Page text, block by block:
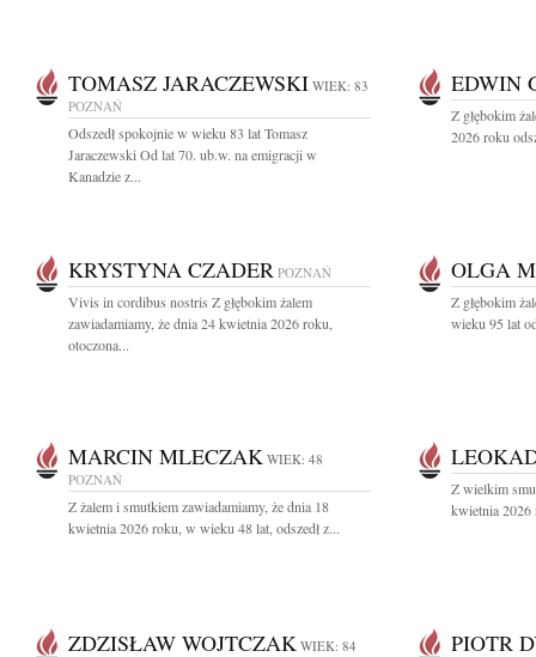
TOMASZ JARACZEWSKI WIEK: 83
POZNAŃ
Odszedł spokojnie w wieku 83 lat Tomasz
Jaraczewski Od lat 70. ub.w. na emigracji w
Kanadzie z...
EDWIN
Z głębokim
2026 roku
KRYSTYNA CZADER POZNAŃ
Vivis in cordibus nostris Z głębokim żalem
zawiadamiamy, że dnia 24 kwietnia 2026 roku,
otoczona...
OLGA
Z głębokim
wieku 95 lat
MARCIN MLECZAK WIEK: 48
POZNAŃ
Z żalem i smutkiem zawiadamiamy, że dnia 18
kwietnia 2026 roku, w wieku 48 lat, odszedł z...
Z wielkim
kwietnia 2026
ZDZISŁAW WOJTCZAK WIEK: 84
PIOTR